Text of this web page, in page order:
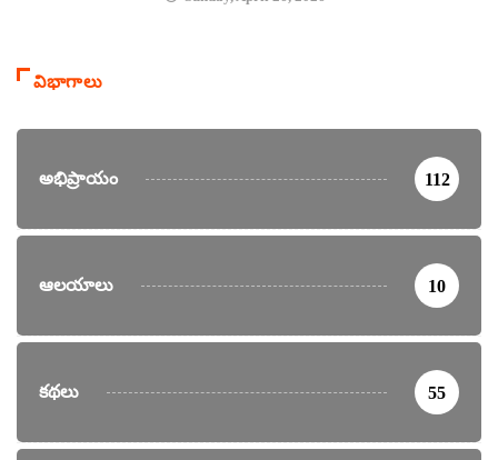
విభాగాలు
అభిప్రాయం 112
ఆలయాలు 10
కథలు 55